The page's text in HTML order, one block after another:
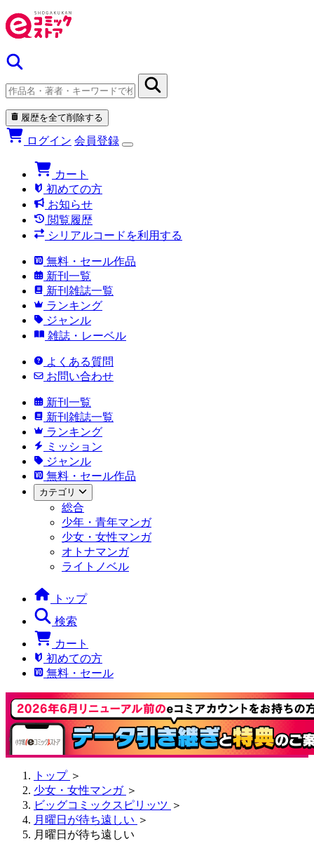
履歴を全て削除する
ログイン 会員登録
カート
初めての方
お知らせ
閲覧履歴
シリアルコードを利用する
無料・セール作品
新刊一覧
新刊雑誌一覧
ランキング
ジャンル
雑誌・レーベル
よくある質問
お問い合わせ
新刊一覧
新刊雑誌一覧
ランキング
ミッション
ジャンル
無料・セール作品
カテゴリ
総合
少年・青年マンガ
少女・女性マンガ
オトナマンガ
ライトノベル
トップ
検索
カート
初めての方
無料・セール
トップ ＞
少女・女性マンガ ＞
ビッグコミックスピリッツ ＞
月曜日が待ち遠しい ＞
月曜日が待ち遠しい